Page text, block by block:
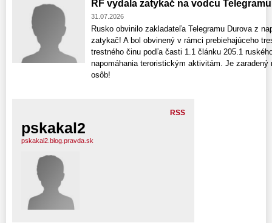
RF vydala zatykač na vodcu
31.07.2026
Rusko obvinilo zakladateľa Telegramu Durova z
zatykač! A bol obvinený v rámci prebiehajúceho
trestného činu podľa časti 1.1 článku 205.1
napomáhania teroristickým aktivitám. Je
osôb!
RSS
pskakal2
pskakal2.blog.pravda.sk